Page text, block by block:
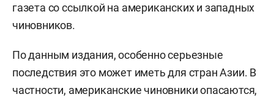
газета со ссылкой на американских и западных
чиновников.
По данным издания, особенно серьезные
последствия это может иметь для стран Азии. В
частности, американские чиновники опасаются,